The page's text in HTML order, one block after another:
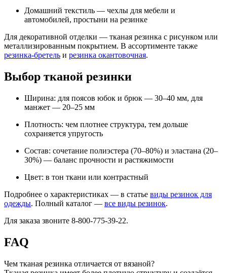
Домашний текстиль — чехлы для мебели и
автомобилей, простыни на резинке
Для декоративной отделки — тканая резинка с рисунком или
металлизированным покрытием. В ассортименте также
резинка-бретель и резинка окантовочная.
Выбор тканой резинки
Ширина: для поясов юбок и брюк — 30–40 мм, для
манжет — 20–25 мм
Плотность: чем плотнее структура, тем дольше
сохраняется упругость
Состав: сочетание полиэстера (70–80%) и эластана (20–
30%) — баланс прочности и растяжимости
Цвет: в тон ткани или контрастный
Подробнее о характеристиках — в статье виды резинок для
одежды. Полный каталог — все виды резинок.
Для заказа звоните 8-800-775-39-22.
FAQ
Чем тканая резинка отличается от вязаной?